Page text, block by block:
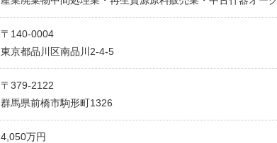
〒140-0004
東京都品川区南品川2-4-5
〒379-2122
群馬県前橋市駒形町1326
4,050万円